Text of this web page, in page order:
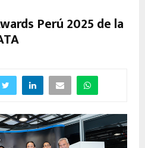
Perú 2025 de la